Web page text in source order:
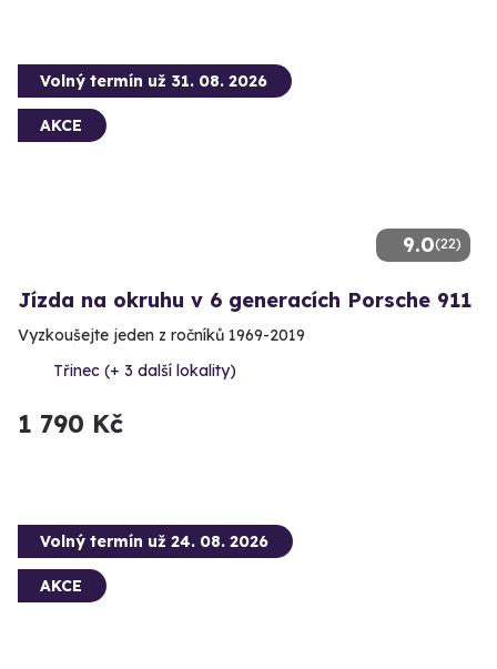
9.0(22)
Volný termín už 31. 08. 2026
AKCE
Jízda na okruhu v 6 generacích Porsche 911
Vyzkoušejte jeden z ročníků 1969-2019
Třinec (+ 3 další lokality)
1 790 Kč
Volný termín už 24. 08. 2026
AKCE